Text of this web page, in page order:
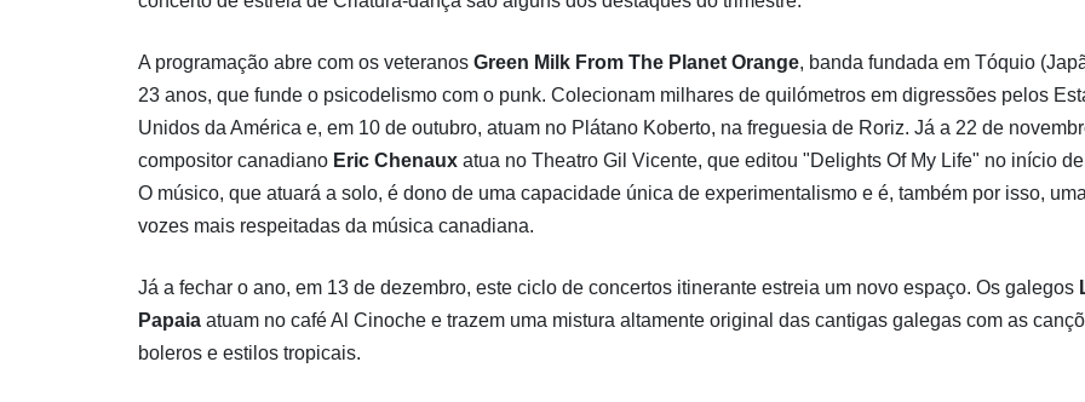
A programação abre com os veteranos Green Milk From The Planet Orange, banda fundada em Tóquio
23 anos, que funde o psicodelismo com o punk. Colecionam milhares de quilómetros em digressões pelos
Unidos da América e, em 10 de outubro, atuam no Plátano Koberto, na freguesia de Roriz. Já a 22 de
compositor canadiano Eric Chenaux atua no Theatro Gil Vicente, que editou "Delights Of My Life" no início
O músico, que atuará a solo, é dono de uma capacidade única de experimentalismo e é, também por isso,
vozes mais respeitadas da música canadiana.
Já a fechar o ano, em 13 de dezembro, este ciclo de concertos itinerante estreia um novo espaço. Os galegos
Papaia atuam no café Al Cinoche e trazem uma mistura altamente original das cantigas galegas com as
boleros e estilos tropicais.